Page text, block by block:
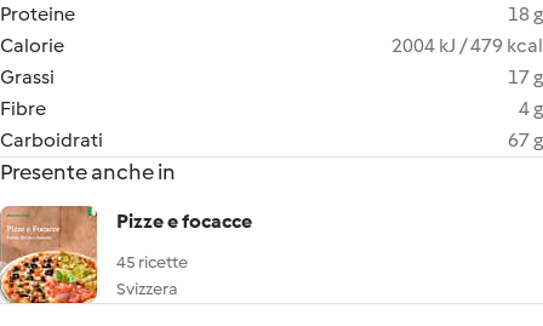
Proteine
18 g
Calorie
2004 kJ / 479 kcal
Grassi
17 g
Fibre
4 g
Carboidrati
67 g
Presente anche in
Pizze e focacce
45 ricette
Svizzera